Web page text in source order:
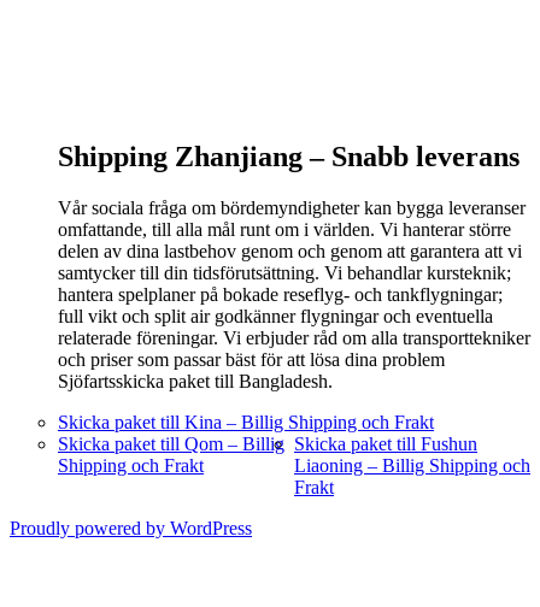
Shipping Zhanjiang – Snabb leverans
Vår sociala fråga om bördemyndigheter kan bygga leveranser
omfattande, till alla mål runt om i världen. Vi hanterar större
delen av dina lastbehov genom och genom att garantera att vi
samtycker till din tidsförutsättning. Vi behandlar kursteknik;
hantera spelplaner på bokade reseflyg- och tankflygningar;
full vikt och split air godkänner flygningar och eventuella
relaterade föreningar. Vi erbjuder råd om alla transporttekniker
och priser som passar bäst för att lösa dina problem
Sjöfartsskicka paket till Bangladesh.
Skicka paket till Kina – Billig Shipping och Frakt
Skicka paket till Qom – Billig
Shipping och Frakt
Skicka paket till Fushun
Liaoning – Billig Shipping och
Frakt
Proudly powered by WordPress